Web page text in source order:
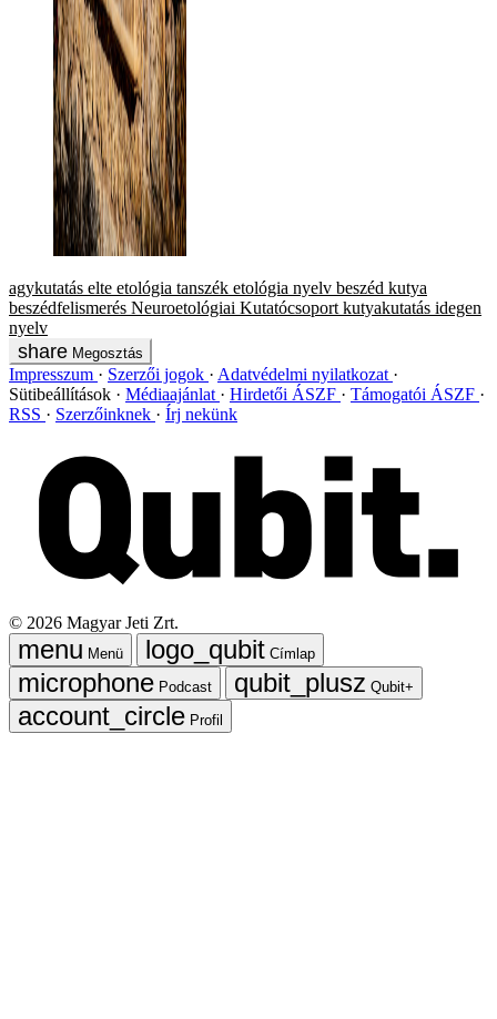
agykutatás elte etológia tanszék etológia nyelv beszéd kutya
beszédfelismerés Neuroetológiai Kutatócsoport kutyakutatás idegen
nyelv
Megosztás
Impresszum Szerzői jogok
Adatvédelmi nyilatkozat
Sütibeállítások
Médiaajánlat Hirdetői ÁSZF
Támogatói ÁSZF
RSS
Szerzőinknek Írj nekünk
© 2026 Magyar Jeti Zrt.
Menü
Címlap
Podcast
Qubit+
Profil